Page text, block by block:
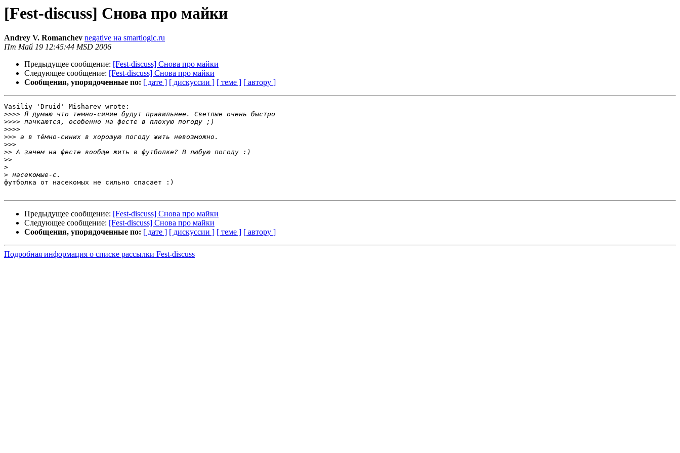
[Fest-discuss] Снова про майки
Andrey V. Romanchev negative на smartlogic.ru
Пт Май 19 12:45:44 MSD 2006
Предыдущее сообщение: [Fest-discuss] Снова про майки
Следующее сообщение: [Fest-discuss] Снова про майки
Сообщения, упорядоченные по: [ дате ] [ дискуссии ] [ теме ] [ автору ]
Vasiliy 'Druid' Misharev wrote:
>>>>
>>>>
>>>>
>>>
>>>
>>
>>
>
>
футболка от насекомых не сильно спасает :)
Предыдущее сообщение: [Fest-discuss] Снова про майки
Следующее сообщение: [Fest-discuss] Снова про майки
Сообщения, упорядоченные по: [ дате ] [ дискуссии ] [ теме ] [ автору ]
Подробная информация о списке рассылки Fest-discuss